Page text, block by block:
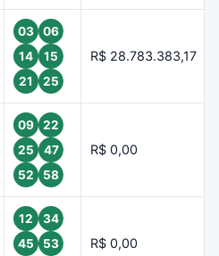
03
06
14
15
21
25
R$ 28.783.383,17
09
22
25
47
52
58
R$ 0,00
12
34
45
53
R$ 0,00